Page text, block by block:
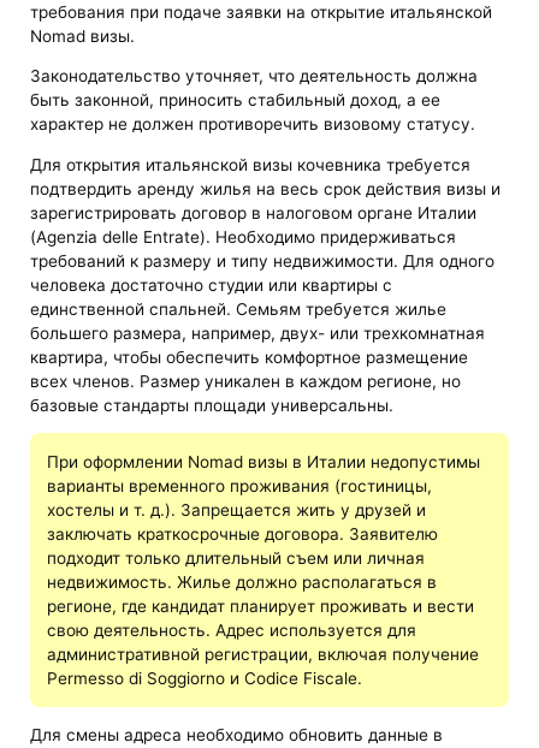
требования при подаче заявки на открытие итальянской
Nomad визы.
Законодательство уточняет, что деятельность должна
быть законной, приносить стабильный доход, а ее
характер не должен противоречить визовому статусу.
Для открытия итальянской визы кочевника требуется
подтвердить аренду жилья на весь срок действия визы и
зарегистрировать договор в налоговом органе Италии
(Agenzia delle Entrate). Необходимо придерживаться
требований к размеру и типу недвижимости. Для одного
человека достаточно студии или квартиры с
единственной спальней. Семьям требуется жилье
большего размера, например, двух- или трехкомнатная
квартира, чтобы обеспечить комфортное размещение
всех членов. Размер уникален в каждом регионе, но
базовые стандарты площади универсальны.
При оформлении Nomad визы в Италии недопустимы
варианты временного проживания (гостиницы,
хостелы и т. д.). Запрещается жить у друзей и
заключать краткосрочные договора. Заявителю
подходит только длительный съем или личная
недвижимость. Жилье должно располагаться в
регионе, где кандидат планирует проживать и вести
свою деятельность. Адрес используется для
административной регистрации, включая получение
Permesso di Soggiorno и Codice Fiscale.
Для смены адреса необходимо обновить данные в